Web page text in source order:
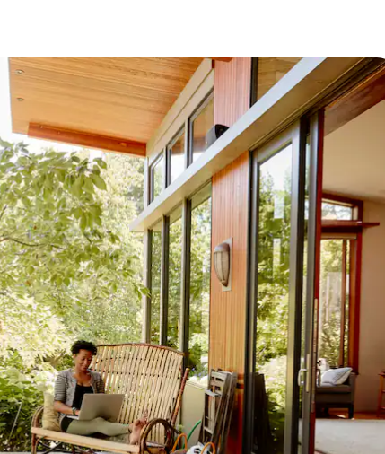
flecha hacia arriba y hacia abajo o explorá deslizando el dedo.